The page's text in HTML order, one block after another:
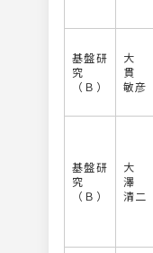
基盤研
究
（Ｂ）
大
貫
敏彦
基盤研
究
（Ｂ）
大
澤
清二